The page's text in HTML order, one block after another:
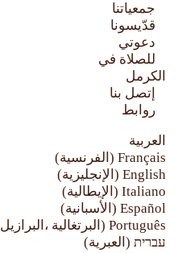
جمعياتنا
قدّيسونا
دعوتي
للصلاة في
الكرمل
إتصل بنا
روابط
العربية
Français
( الفرنسية)
English
( الإنجليزية)
Italiano
( الإيطالية)
Español
( الأسبانية)
Português
( البرتغالية ،البرازيل
עברית ( العبرية)